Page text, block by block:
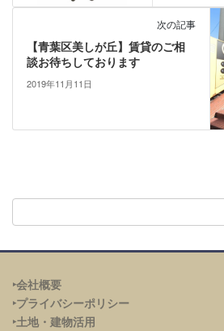
次の記事
【青葉区美しが丘】賃貸のご相
談お待ちしております
2019年11月11日
‣会社概要
‣プライバシーポリシー
‣土地・建物活用